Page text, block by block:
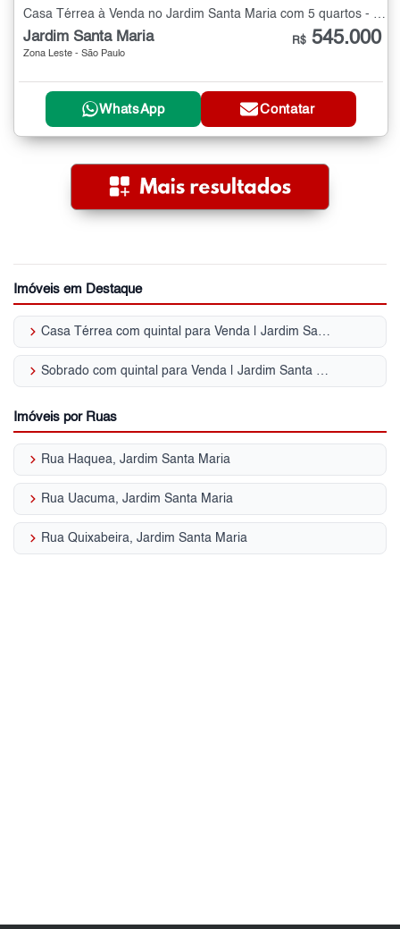
Casa Térrea à Venda no Jardim Santa Maria com 5 quartos - 100 m²
Jardim Santa Maria
Zona Leste - São Paulo
R$ 545.000
WhatsApp Contatar
Imóveis em Destaque
keyboard_arrow_right Casa Térrea com quintal para Venda | Jardim Santa Maria
keyboard_arrow_right Sobrado com quintal para Venda | Jardim Santa Maria
Imóveis por Ruas
keyboard_arrow_right Rua Haquea, Jardim Santa Maria
keyboard_arrow_right Rua Uacuma, Jardim Santa Maria
keyboard_arrow_right Rua Quixabeira, Jardim Santa Maria